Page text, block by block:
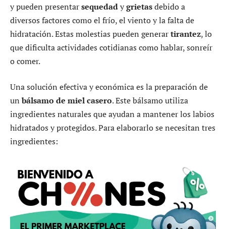
y pueden presentarsequedadygrietasdebido a
diversos factores como el frío, el viento y la falta de
hidratación. Estas molestias pueden generartirantez, lo
que dificulta actividades cotidianas como hablar, sonreír
o comer.
Una solución efectiva y económica es la preparación de
unbálsamo de miel casero. Este bálsamo utiliza
ingredientes naturales que ayudan a mantener los labios
hidratados y protegidos. Para elaborarlo se necesitan tres
ingredientes: